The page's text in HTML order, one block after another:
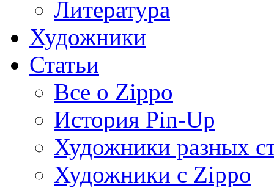
Литература
Художники
Статьи
Все о Zippo
История Pin-Up
Художники разных
Художники с Zippo